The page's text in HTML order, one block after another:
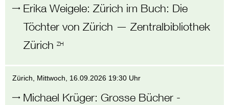
Erika Weigele:Zürich im Buch: Die
Töchter von Zürich — Zentralbibliothek
Zürich ZH
Zürich, Mittwoch, 16.09.2026 19:30 Uhr
Michael Krüger:Grosse Bücher -